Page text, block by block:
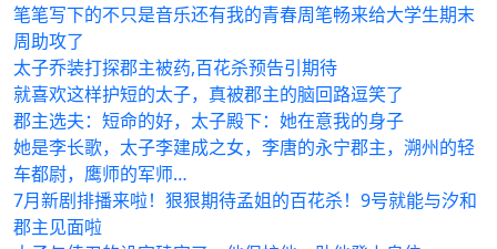
笔笔写下的不只是音乐还有我的青春周笔畅来给大学生期末
周助攻了
太子乔装打探郡主被药,百花杀预告引期待
就喜欢这样护短的太子，真被郡主的脑回路逗笑了
郡主选夫：短命的好，太子殿下：她在意我的身子
她是李长歌，太子李建成之女，李唐的永宁郡主，溯州的轻
车都尉，鹰师的军师…
7月新剧排播来啦！狠狠期待孟姐的百花杀！9号就能与汐和
郡主见面啦